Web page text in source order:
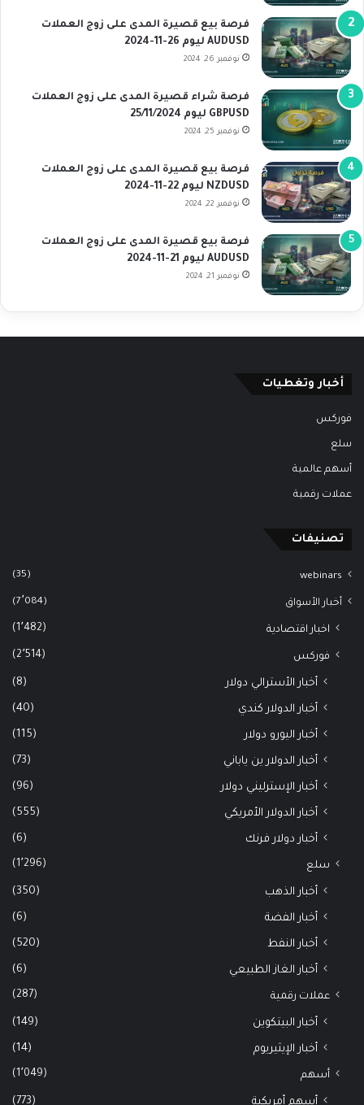
فرصة بيع قصيرة المدى على زوج العملات
AUDUSD ليوم 26-11-2024
نوفمبر 26, 2024
فرصة شراء قصيرة المدى على زوج العملات
GBPUSD ليوم 25/11/2024
نوفمبر 25, 2024
فرصة بيع قصيرة المدى على زوج العملات
NZDUSD ليوم 22-11-2024
نوفمبر 22, 2024
فرصة بيع قصيرة المدى على زوج العملات
AUDUSD ليوم 21-11-2024
نوفمبر 21, 2024
أخبار وتغطيات
فوركس
سلع
أسهم عالمية
عملات رقمية
تصنيفات
webinars
(35)
أخبار الأسواق (7٬084)
اخبار اقتصادية (1٬482)
فوركس (2٬514)
أخبار الأسترالي دولار (8)
أخبار الدولار كندي (40)
أخبار اليورو دولار (115)
أخبار الدولار ين ياباني (73)
أخبار الإسترليني دولار (96)
أخبار الدولار الأمريكي (555)
أخبار دولار فرنك (6)
سلع (1٬296)
أخبار الذهب (350)
أخبار الفضة (6)
أخبار النفط (520)
أخبار الغاز الطبيعي (6)
عملات رقمية (287)
أخبار البيتكوين (149)
أخبار الإيثيريوم (14)
أسهم (1٬049)
أسهم أمريكية (773)